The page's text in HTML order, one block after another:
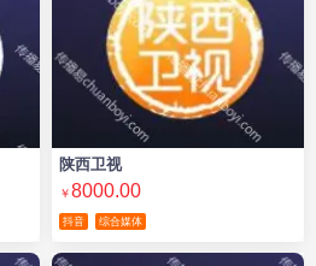
陕西卫视
￥8000.00
抖音 综合媒体